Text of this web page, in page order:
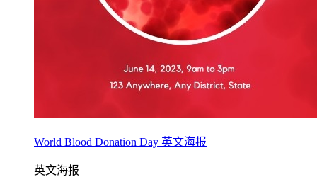
World Blood Donation Day 英文海报
英文海报